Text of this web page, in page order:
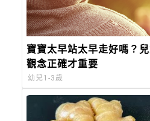
寶寶太早站太早走好嗎？
觀念正確才重要
幼兒1-3歲